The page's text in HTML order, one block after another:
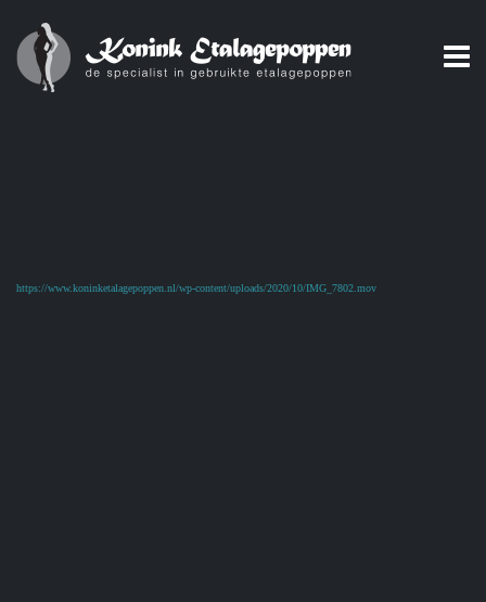
https://www.koninketalagepoppen.nl/wp-content/uploads/2020/10/IMG_7802.mov